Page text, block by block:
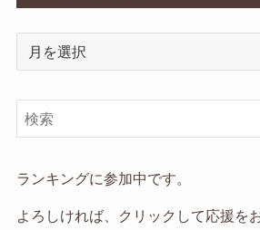
ー
カ
ブ
ランキングに参加中です。
よろしければ、クリックして応援を